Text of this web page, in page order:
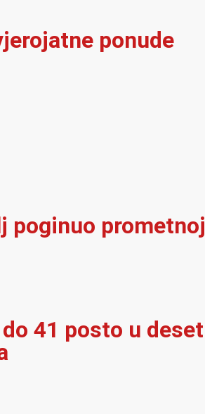
ponude
poginuo prometnoj
41 posto u deset